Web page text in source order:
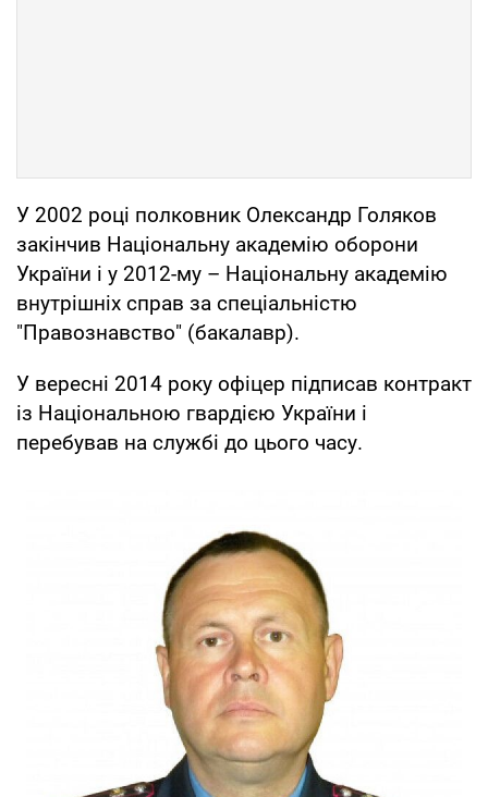
У 2002 році полковник Олександр Голяков
закінчив Національну академію оборони
України і у 2012-му – Національну академію
внутрішніх справ за спеціальністю
"Правознавство" (бакалавр).
У вересні 2014 року офіцер підписав контракт
із Національною гвардією України і
перебував на службі до цього часу.